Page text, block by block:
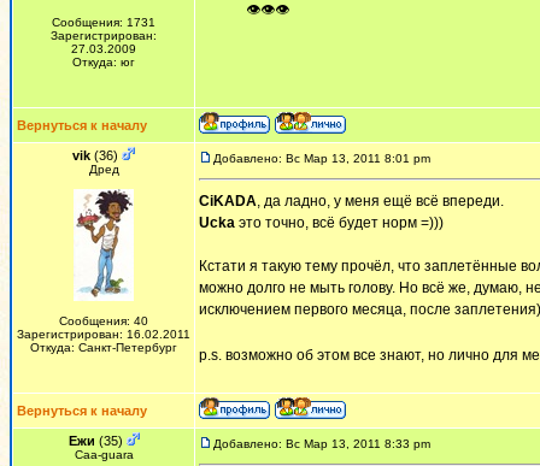
Сообщения: 1731
Зарегистрирован:
27.03.2009
Откуда: юг
ᅠ ᅠ ᅠ👁👁👁
Вернуться к началу
vik (36)
Дред
Сообщения: 40
Зарегистрирован: 16.02.2011
Откуда: Санкт-Петербург
Добавлено: Вс Мар 13, 2011 8:01 pm
CiKADA, да ладно, у меня ещё всё впереди.
Ucka это точно, всё будет норм =)))
Кстати я такую тему прочёл, что заплетённые
можно долго не мыть голову. Но всё же, думаю,
исключением первого месяца, после заплетения)
p.s. возможно об этом все знают, но лично для
Вернуться к началу
Ежи (35)
Сaa-guara
Добавлено: Вс Мар 13, 2011 8:33 pm